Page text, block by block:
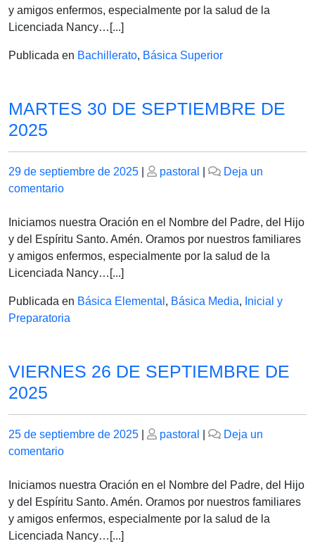
SEPTIEMBRE
DE
y amigos enfermos, especialmente por la salud de la
Licenciada Nancy…[...]
Publicada en Bachillerato, Básica Superior
MARTES 30 DE SEPTIEMBRE DE
2025
Publicado
el
29 de septiembre de 2025
Publicado
pastoral
Deja un
comentarioen
30
DE
SEPTIEMBRE
DE
Iniciamos nuestra Oración en el Nombre del Padre, del Hijo
y del Espíritu Santo. Amén. Oramos por nuestros familiares
y amigos enfermos, especialmente por la salud de la
Licenciada Nancy…[...]
Publicada en Básica Elemental , Básica Media, Inicial y
Preparatoria
VIERNES 26 DE SEPTIEMBRE DE
2025
Publicado
el
25 de septiembre de 2025
Publicado
pastoral
Deja un
comentarioen
26
DE
SEPTIEMBRE
DE
Iniciamos nuestra Oración en el Nombre del Padre, del Hijo
y del Espíritu Santo. Amén. Oramos por nuestros familiares
y amigos enfermos, especialmente por la salud de la
Licenciada Nancy…[...]